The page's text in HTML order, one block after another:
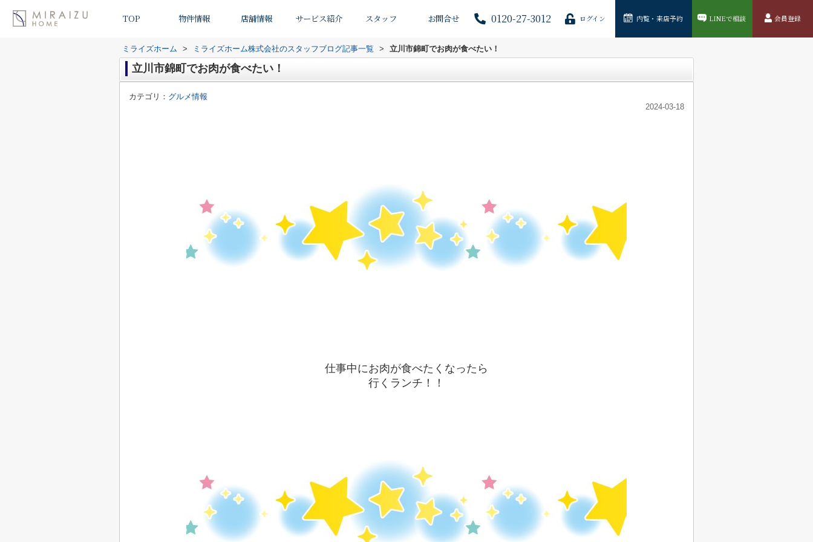
TOP 物件情報 店舗情報 サービス紹介 スタッフ お問合せ 0120-27-3012 ログイン 内覧・来店予約 LINEで相談 会員登録
ミライズホーム > ミライズホーム株式会社のスタッフブログ記事一覧 > 立川市錦町でお肉が食べたい！
立川市錦町でお肉が食べたい！
カテゴリ： グルメ情報
2024-03-18
仕事中にお肉が食べたくなったら
行くランチ！！